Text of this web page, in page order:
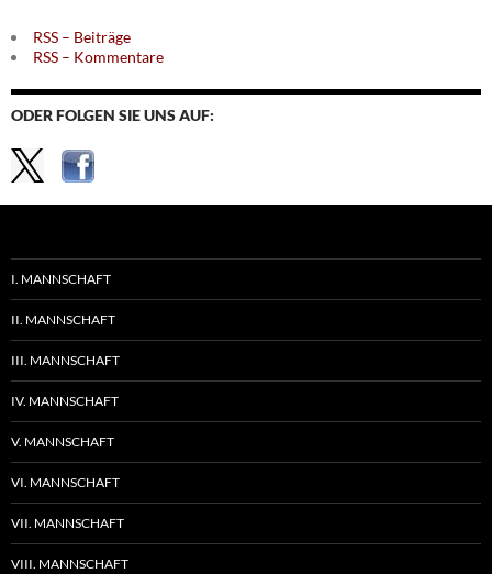
RSS – Beiträge
RSS – Kommentare
ODER FOLGEN SIE UNS AUF:
I. MANNSCHAFT
II. MANNSCHAFT
III. MANNSCHAFT
IV. MANNSCHAFT
V. MANNSCHAFT
VI. MANNSCHAFT
VII. MANNSCHAFT
VIII. MANNSCHAFT